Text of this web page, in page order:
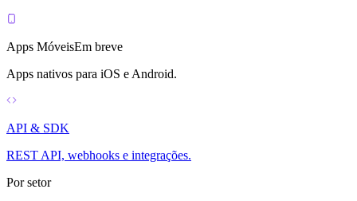
Apps MóveisEm breve
Apps nativos para iOS e Android.
API & SDK
REST API, webhooks e integrações.
Por setor